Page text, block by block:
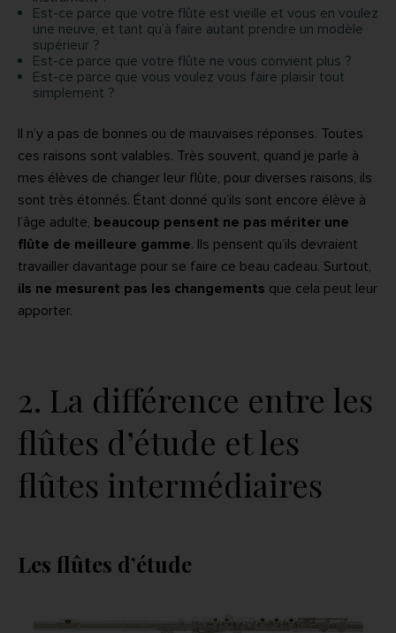
Est-ce parce que votre flûte est vieille et vous en voulez
une neuve, et tant qu’à faire autant prendre un modèle
supérieur ?
Est-ce parce que votre flûte ne vous convient plus ?
Est-ce parce que vous voulez vous faire plaisir tout
simplement ?
Il n’y a pas de bonnes ou de mauvaises réponses. Toutes
ces raisons sont valables. Très souvent, quand je parle à
mes élèves de changer leur flûte, pour diverses raisons, ils
sont très étonnés. Étant donné qu’ils sont encore élève à
l’âge adulte, beaucoup pensent ne pas mériter une
flûte de meilleure gamme. Ils pensent qu’ils devraient
travailler davantage pour se faire ce beau cadeau. Surtout,
ils ne mesurent pas les changements que cela peut leur
apporter.
2. La différence entre les
flûtes d’étude et les
flûtes intermédiaires
Les flûtes d’étude